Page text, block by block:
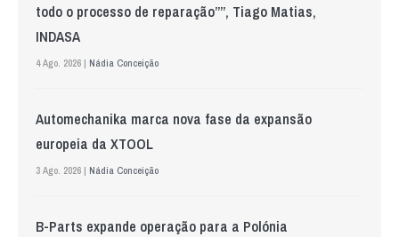
todo o processo de reparação””, Tiago Matias,
INDASA
4 Ago. 2026 | Nádia Conceição
Automechanika marca nova fase da expansão
europeia da XTOOL
3 Ago. 2026 | Nádia Conceição
B-Parts expande operação para a Polónia